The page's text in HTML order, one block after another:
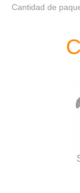
Cantidad de